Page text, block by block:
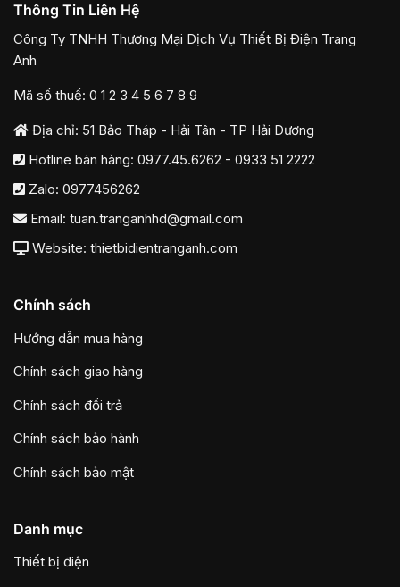
Thông Tin Liên Hệ
Công Ty TNHH Thương Mại Dịch Vụ Thiết Bị Điện Trang
Anh
Mã số thuế: 0 1 2 3 4 5 6 7 8 9
Địa chỉ: 51 Bảo Tháp - Hải Tân - TP Hải Dương
Hotline bán hàng: 0977.45.6262 - 0933 51 2222
Zalo: 0977456262
Email: tuan.tranganhhd@gmail.com
Website: thietbidientranganh.com
Chính sách
Hướng dẫn mua hàng
Chính sách giao hàng
Chính sách đổi trả
Chính sách bảo hành
Chính sách bảo mật
Danh mục
Thiết bị điện